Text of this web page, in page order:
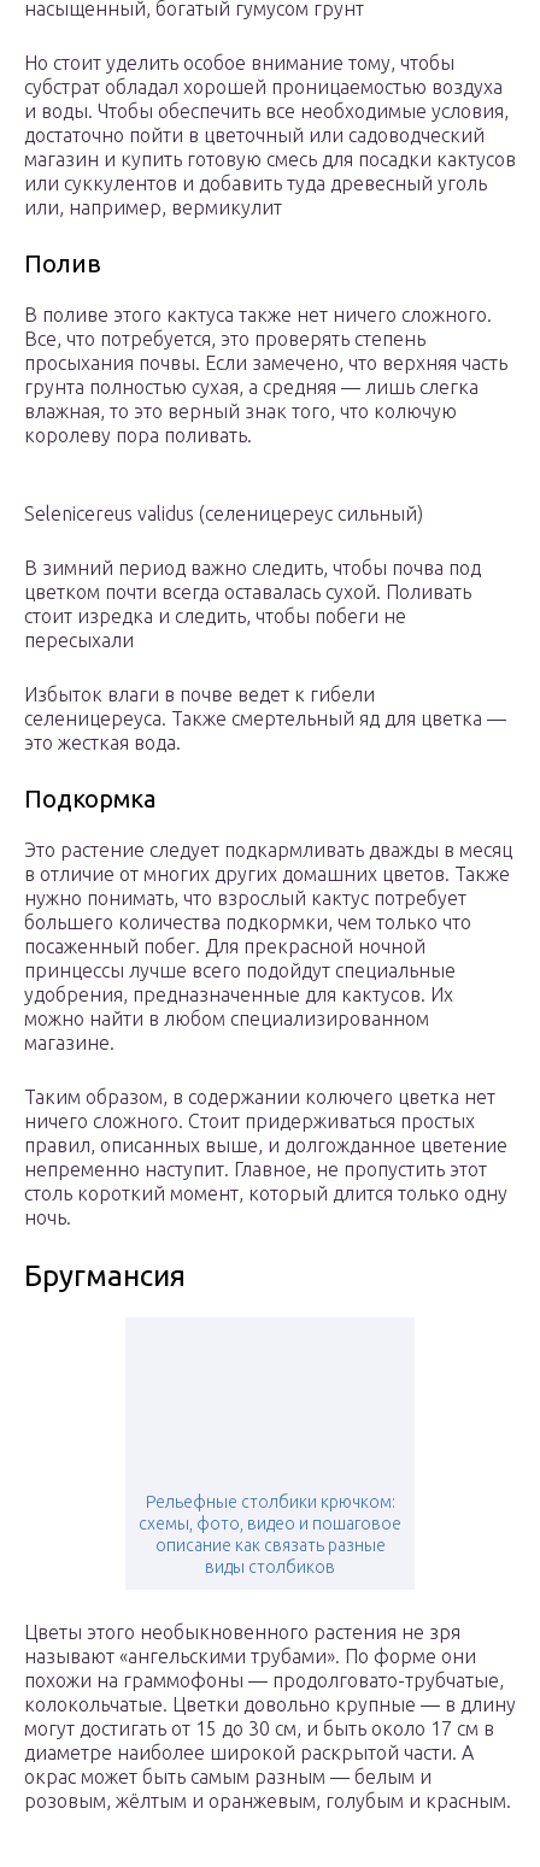
насыщенный, богатый гумусом грунт
Но стоит уделить особое внимание тому, чтобы
субстрат обладал хорошей проницаемостью воздуха
и воды. Чтобы обеспечить все необходимые условия,
достаточно пойти в цветочный или садоводческий
магазин и купить готовую смесь для посадки кактусов
или суккулентов и добавить туда древесный уголь
или, например, вермикулит
Полив
В поливе этого кактуса также нет ничего сложного.
Все, что потребуется, это проверять степень
просыхания почвы. Если замечено, что верхняя часть
грунта полностью сухая, а средняя — лишь слегка
влажная, то это верный знак того, что колючую
королеву пора поливать.
Selenicereus validus (селеницереус сильный)
В зимний период важно следить, чтобы почва под
цветком почти всегда оставалась сухой. Поливать
стоит изредка и следить, чтобы побеги не
пересыхали
Избыток влаги в почве ведет к гибели
селеницереуса. Также смертельный яд для цветка —
это жесткая вода.
Подкормка
Это растение следует подкармливать дважды в месяц
в отличие от многих других домашних цветов. Также
нужно понимать, что взрослый кактус потребует
большего количества подкормки, чем только что
посаженный побег. Для прекрасной ночной
принцессы лучше всего подойдут специальные
удобрения, предназначенные для кактусов. Их
можно найти в любом специализированном
магазине.
Таким образом, в содержании колючего цветка нет
ничего сложного. Стоит придерживаться простых
правил, описанных выше, и долгожданное цветение
непременно наступит. Главное, не пропустить этот
столь короткий момент, который длится только одну
ночь.
Бругмансия
Рельефные столбики крючком:
схемы, фото, видео и пошаговое
описание как связать разные
виды столбиков
Цветы этого необыкновенного растения не зря
называют «ангельскими трубами». По форме они
похожи на граммофоны — продолговато-трубчатые,
колокольчатые. Цветки довольно крупные — в длину
могут достигать от 15 до 30 см, и быть около 17 см в
диаметре наиболее широкой раскрытой части. А
окрас может быть самым разным — белым и
розовым, жёлтым и оранжевым, голубым и красным.